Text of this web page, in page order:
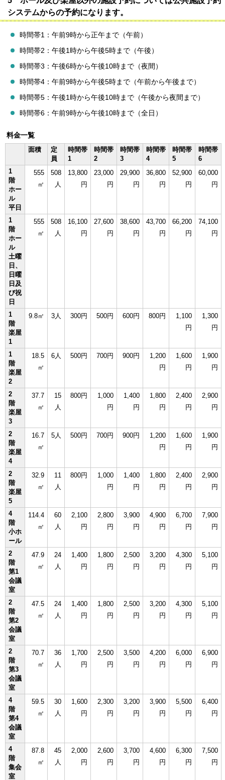
システムからの予約になります。
時間帯1：午前9時から正午まで（午前）
時間帯2：午後1時から午後5時まで（午後）
時間帯3：午後6時から午後10時まで（夜間）
時間帯4：午前9時から午後5時まで（午前から午後まで）
時間帯5：午後1時から午後10時まで（午後から夜間まで）
時間帯6：午前9時から午後10時まで（全日）
料金一覧
面積
定
員
時間帯
1
時間帯
2
時間帯
3
時間帯
4
時間帯
5
時間帯
6
1
階
ホー
ル
平日
555
㎡
508
人
13,800
円
23,000
円
29,900
円
36,800
円
52,900
円
60,000
円
1
階
ホー
ル
土曜
日、
日曜
日及
び祝
日
555
㎡
508
人
16,100
円
27,600
円
38,600
円
43,700
円
66,200
円
74,100
円
1
階
楽屋
1
9.8㎡ 3人 300円 500円 600円 800円
1,100
円
1,300
円
1
階
楽屋
2
18.5
㎡
6人 500円 700円 900円
1,200
円
1,600
円
1,900
円
2
階
楽屋
3
37.7
㎡
15
人
800円
1,000
円
1,400
円
1,800
円
2,400
円
2,900
円
2
階
楽屋
4
16.7
㎡
5人 500円 700円 900円
1,200
円
1,600
円
1,900
円
2
階
楽屋
5
32.9
㎡
11
人
800円
1,000
円
1,400
円
1,800
円
2,400
円
2,900
円
4
階
小ホ
ール
114.4
㎡
60
人
2,100
円
2,800
円
3,900
円
4,900
円
6,700
円
7,900
円
2
階
第1
会議
室
47.9
㎡
24
人
1,400
円
1,800
円
2,500
円
3,200
円
4,300
円
5,100
円
2
階
第2
会議
室
47.5
㎡
24
人
1,400
円
1,800
円
2,500
円
3,200
円
4,300
円
5,100
円
2
階
第3
会議
室
70.7
㎡
36
人
1,700
円
2,500
円
3,500
円
4,200
円
6,000
円
6,900
円
4
階
第4
会議
室
59.5
㎡
30
人
1,600
円
2,300
円
3,200
円
3,900
円
5,500
円
6,400
円
4
階
集会
室
87.8
㎡
45
人
2,000
円
2,600
円
3,700
円
4,600
円
6,300
円
7,500
円